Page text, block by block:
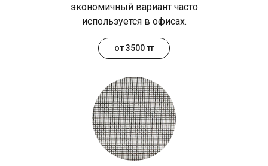
экономичный вариант часто
используется в офисах.
от 3500 тг